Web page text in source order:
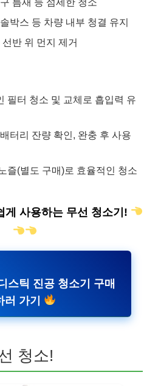
박스 등 차량 내부 청결 유지
선반 위 먼지 제거
필터 청소 및 교체로 흡입력 유
터리 잔량 확인, 완충 후 사용
즐(별도 구매)로 효율적인 청소
게 사용하는 무선 청소기!
스틱 진공 청소기 구매
러 가기
청소!